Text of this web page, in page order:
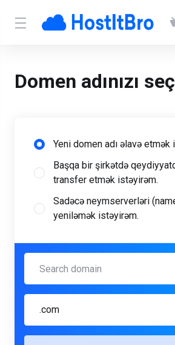
Domen adınızı
Yeni domen adı əlavə etmək
Başqa bir şirkətdə
transfer etmək istəyirəm.
Sadəcə neymserverləri
yeniləmək istəyirəm.
.com